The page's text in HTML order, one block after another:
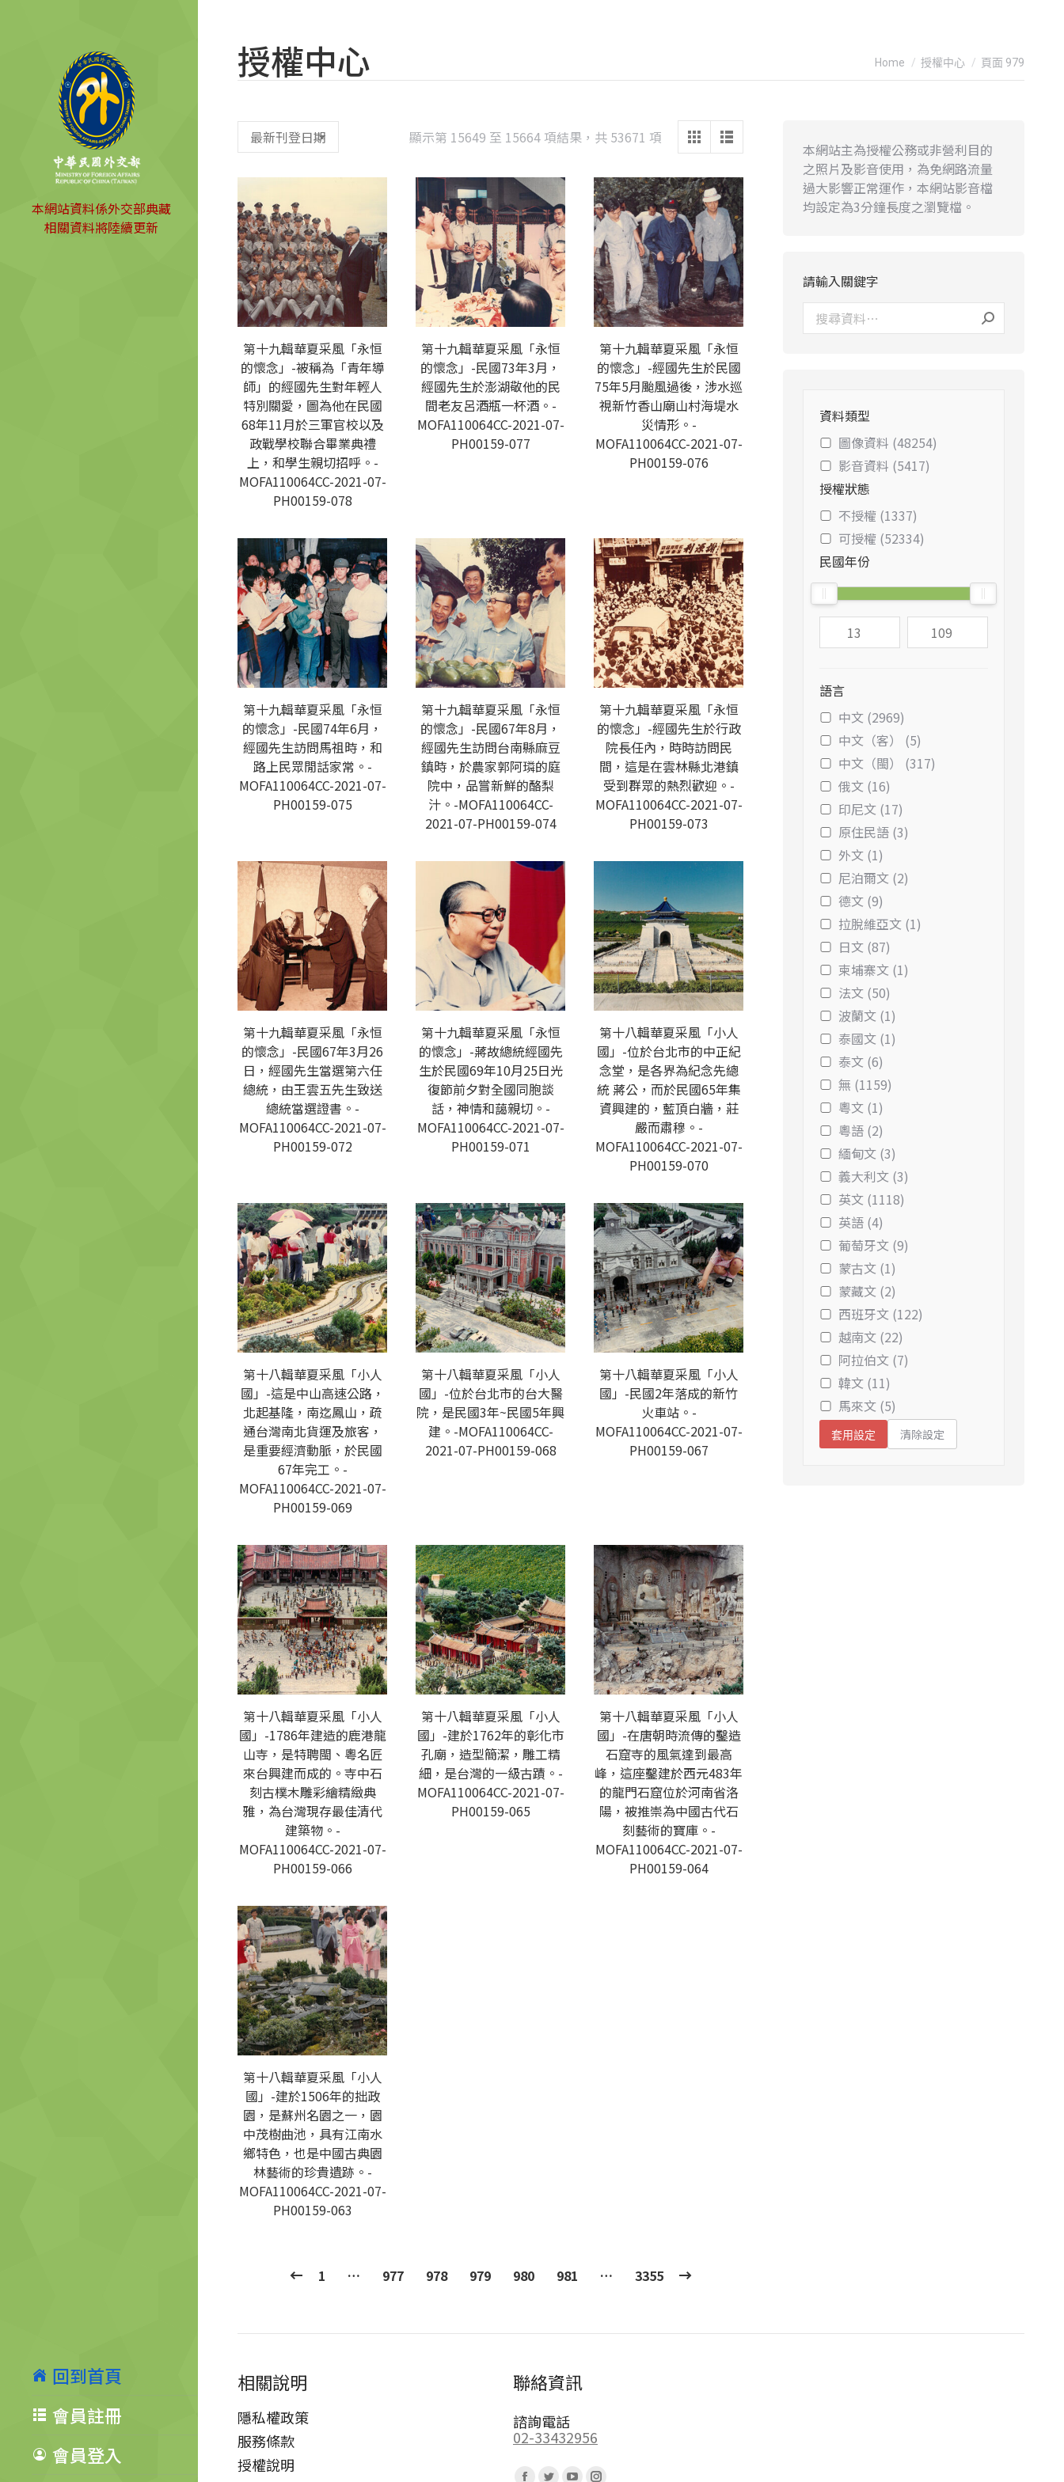
本網站資料係外交部典藏
相關資料將陸續更新
回到首頁
會員註冊
會員登入
授權中心 You are here:
Home 授權中心 頁面 979
顯示第 15649 至 15664 項結果，共 53671 項 Sorted
latest
第十九輯華夏采風「永恒
的懷念」-被稱為「青年導
師」的經國先生對年輕人
特別關愛，圖為他在民國
68年11月於三軍官校以及
政戰學校聯合畢業典禮
上，和學生親切招呼。-
MOFA110064CC-2021-07-
PH00159-078
第十九輯華夏采風「永恒
的懷念」-民國73年3月，
經國先生於澎湖敬他的民
間老友呂酒瓶一杯酒。-
MOFA110064CC-2021-07-
PH00159-077
第十九輯華夏采風「永恒
的懷念」-經國先生於民國
75年5月颱風過後，涉水巡
視新竹香山廟山村海堤水
災情形。-
MOFA110064CC-2021-07-
PH00159-076
第十九輯華夏采風「永恒
的懷念」-民國74年6月，
經國先生訪問馬祖時，和
路上民眾閒話家常。-
MOFA110064CC-2021-07-
PH00159-075
第十九輯華夏采風「永恒
的懷念」-民國67年8月，
經國先生訪問台南縣麻豆
鎮時，於農家郭阿璘的庭
院中，品嘗新鮮的酪梨
汁。-MOFA110064CC-
2021-07-PH00159-074
第十九輯華夏采風「永恒
的懷念」-經國先生於行政
院長任內，時時訪問民
間，這是在雲林縣北港鎮
受到群眾的熱烈歡迎。-
MOFA110064CC-2021-07-
PH00159-073
第十九輯華夏采風「永恒
的懷念」-民國67年3月26
日，經國先生當選第六任
總統，由王雲五先生致送
總統當選證書。-
MOFA110064CC-2021-07-
PH00159-072
第十九輯華夏采風「永恒
的懷念」-蔣故總統經國先
生於民國69年10月25日光
復節前夕對全國同胞談
話，神情和藹親切。-
MOFA110064CC-2021-07-
PH00159-071
第十八輯華夏采風「小人
國」-位於台北市的中正紀
念堂，是各界為紀念先總
統 蔣公，而於民國65年集
資興建的，藍頂白牆，莊
嚴而肅穆。-
MOFA110064CC-2021-07-
PH00159-070
第十八輯華夏采風「小人
國」-這是中山高速公路，
北起基隆，南迄鳳山，疏
通台灣南北貨運及旅客，
是重要經濟動脈，於民國
67年完工。-
MOFA110064CC-2021-07-
PH00159-069
第十八輯華夏采風「小人
國」-位於台北市的台大醫
院，是民國3年~民國5年興
建。-MOFA110064CC-
2021-07-PH00159-068
第十八輯華夏采風「小人
國」-民國2年落成的新竹
火車站。-
MOFA110064CC-2021-07-
PH00159-067
第十八輯華夏采風「小人
國」-1786年建造的鹿港龍
山寺，是特聘閩、粵名匠
來台興建而成的。寺中石
刻古樸木雕彩繪精緻典
雅，為台灣現存最佳清代
建築物。-
MOFA110064CC-2021-07-
PH00159-066
第十八輯華夏采風「小人
國」-建於1762年的彰化市
孔廟，造型簡潔，雕工精
細，是台灣的一級古蹟。-
MOFA110064CC-2021-07-
PH00159-065
第十八輯華夏采風「小人
國」-在唐朝時流傳的鑿造
石窟寺的風氣達到最高
峰，這座鑿建於西元483年
的龍門石窟位於河南省洛
陽，被推崇為中國古代石
刻藝術的寶庫。-
MOFA110064CC-2021-07-
PH00159-064
第十八輯華夏采風「小人
國」-建於1506年的拙政
園，是蘇州名園之一，園
中茂樹曲池，具有江南水
鄉特色，也是中國古典園
林藝術的珍貴遺跡。-
MOFA110064CC-2021-07-
PH00159-063
1 … 977 978 979 980 981 … 3355
本網站主為授權公務或非營利目的
之照片及影音使用，為免網路流量
過大影響正常運作，本網站影音檔
均設定為3分鐘長度之瀏覽檔。
請輸入關鍵字
資料類型
圖像資料 (48254)
影音資料 (5417)
授權狀態
不授權 (1337)
可授權 (52334)
民國年份
語言
中文 (2969)
中文（客） (5)
中文（閩） (317)
俄文 (16)
印尼文 (17)
原住民語 (3)
外文 (1)
尼泊爾文 (2)
德文 (9)
拉脫維亞文 (1)
日文 (87)
柬埔寨文 (1)
法文 (50)
波蘭文 (1)
泰國文 (1)
泰文 (6)
無 (1159)
粵文 (1)
粵語 (2)
緬甸文 (3)
義大利文 (3)
英文 (1118)
英語 (4)
葡萄牙文 (9)
蒙古文 (1)
蒙藏文 (2)
西班牙文 (122)
越南文 (22)
阿拉伯文 (7)
韓文 (11)
馬來文 (5)
套用設定 清除設定
相關說明
隱私權政策
服務條款
授權說明
聯絡資訊
諮詢電話
02-33432956